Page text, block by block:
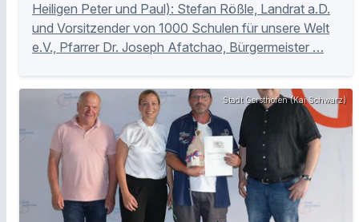
Heiligen Peter und Paul): Stefan Rößle, Landrat a.D.
und Vorsitzender von 1000 Schulen für unsere Welt
e.V., Pfarrer Dr. Joseph Afatchao, Bürgermeister …
Stadt Gersthofen (Kai Schwarz)